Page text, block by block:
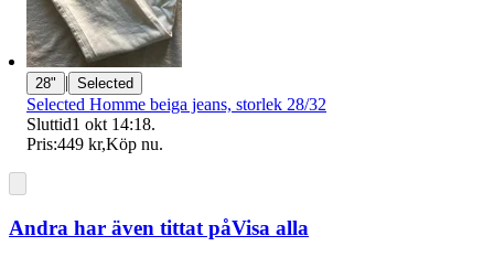
28" | Selected
Selected Homme beiga jeans, storlek 28/32
Sluttid1 okt 14:18.
Pris:449 kr,Köp nu.
Andra har även tittat påVisa alla